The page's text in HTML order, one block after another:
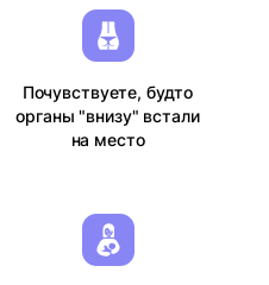
Почувствуете, будто
органы "внизу" встали
на место